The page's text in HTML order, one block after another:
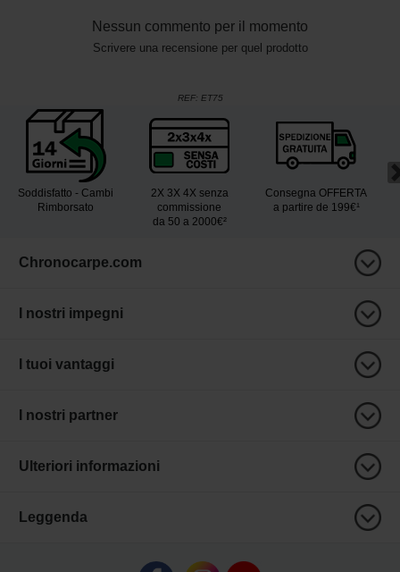
Nessun commento per il momento
Scrivere una recensione per quel prodotto
REF: ET75
Soddisfatto - Cambi
Rimborsato
2X 3X 4X senza
commissione
da 50 a 2000€²
Consegna OFFERTA
a partire de 199€¹
Chronocarpe.com
I nostri impegni
I tuoi vantaggi
I nostri partner
Ulteriori informazioni
Leggenda